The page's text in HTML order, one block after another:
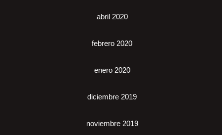
abril 2020
febrero 2020
enero 2020
diciembre 2019
noviembre 2019